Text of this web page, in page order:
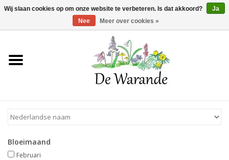
Winkelwagen >0 Artikelen - €0,00
Home
Voorjaarsbloeiers
Zomerbloeiers
Bloeimaand
Februari
Wij slaan cookies op om onze website te verbeteren. Is dat akkoord?
Ja
Nee
Meer over cookies »